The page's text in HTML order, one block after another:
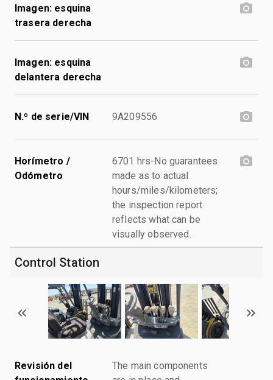
Imagen: esquina
trasera derecha
Imagen: esquina
delantera derecha
N.º de serie/VIN 9A209556
Horímetro /
Odómetro
6701 hrs-No guarantees
made as to actual
hours/miles/kilometers;
the inspection report
reflects what can be
visually observed.
Control Station
Revisión del
The main components